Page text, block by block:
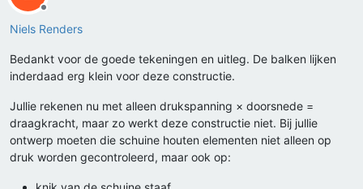
Offline
Niels Renders
Bedankt voor de goede tekeningen en uitleg. De balken lijken
inderdaad erg klein voor deze constructie.
Jullie rekenen nu met alleen drukspanning × doorsnede =
draagkracht, maar zo werkt deze constructie niet. Bij jullie
ontwerp moeten die schuine houten elementen niet alleen op
druk worden gecontroleerd, maar ook op: